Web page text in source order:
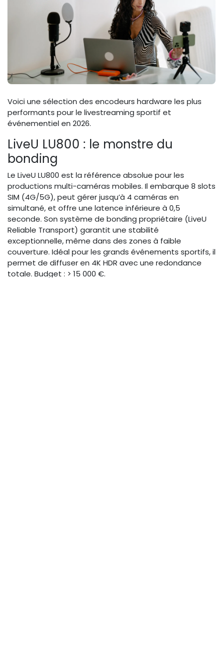
Voici une sélection des encodeurs hardware les plus
performants pour le livestreaming sportif et
événementiel en 2026.
LiveU LU800 : le monstre du
bonding
Le LiveU LU800 est la référence absolue pour les
productions multi-caméras mobiles. Il embarque 8 slots
SIM (4G/5G), peut gérer jusqu’à 4 caméras en
simultané, et offre une latence inférieure à 0,5
seconde. Son système de bonding propriétaire (LiveU
Reliable Transport) garantit une stabilité
exceptionnelle, même dans des zones à faible
couverture. Idéal pour les grands événements sportifs, il
permet de diffuser en 4K HDR avec une redondance
totale. Budget : > 15 000 €.